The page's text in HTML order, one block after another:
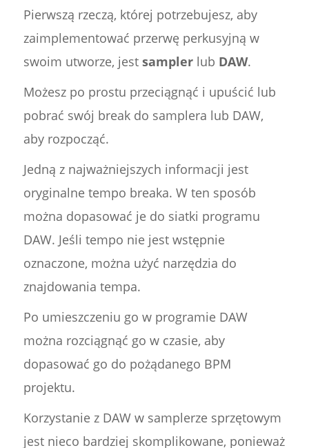
Pierwszą rzeczą, której potrzebujesz, aby
zaimplementować przerwę perkusyjną w
swoim utworze, jest samplerlub DAW.
Możesz po prostu przeciągnąć i upuścić lub
pobrać swój break do samplera lub DAW,
aby rozpocząć.
Jedną z najważniejszych informacji jest
oryginalne tempo breaka. W ten sposób
można dopasować je do siatki programu
DAW. Jeśli tempo nie jest wstępnie
oznaczone, można użyć narzędzia do
znajdowania tempa.
Po umieszczeniu go w programie DAW
można rozciągnąć go w czasie, aby
dopasować go do pożądanego BPM
projektu.
Korzystanie z DAW w samplerze sprzętowym
jest nieco bardziej skomplikowane, ponieważ